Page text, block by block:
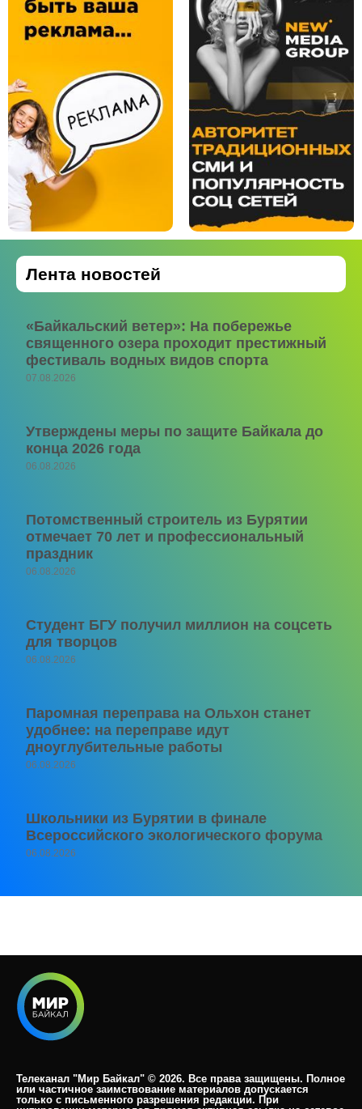
Лента новостей
«Байкальский ветер»: На побережье
священного озера проходит престижный
фестиваль водных видов спорта
07.08.2026
Утверждены меры по защите Байкала до
конца 2026 года
06.08.2026
Потомственный строитель из Бурятии
отмечает 70 лет и профессиональный
праздник
06.08.2026
Студент БГУ получил миллион на соцсеть
для творцов
06.08.2026
Паромная переправа на Ольхон станет
удобнее: на переправе идут
дноуглубительные работы
06.08.2026
Школьники из Бурятии в финале
Всероссийского экологического форума
06.08.2026
Телеканал "Мир Байкал" © 2026. Все права защищены. Полное
или частичное заимствование материалов допускается
только с письменного разрешения редакции. При